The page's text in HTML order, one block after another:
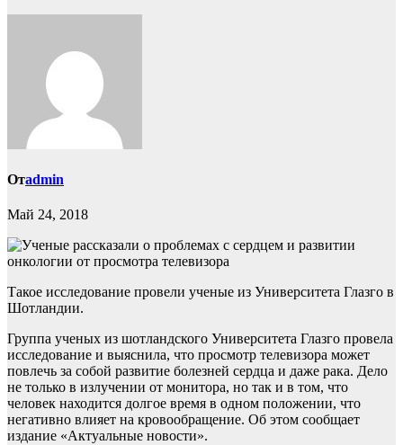
Отadmin
Май 24, 2018
Такое исследование провели ученые из Университета Глазго в
Шотландии.
Группа ученых из шотландского Университета Глазго провела
исследование и выяснила, что просмотр телевизора может
повлечь за собой развитие болезней сердца и даже рака. Дело
не только в излучении от монитора, но так и в том, что
человек находится долгое время в одном положении, что
негативно влияет на кровообращение. Об этом сообщает
издание «Актуальные новости».